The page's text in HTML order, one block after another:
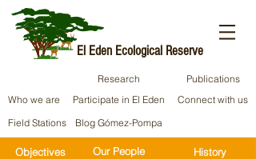
El Eden Ecological Reserve
Research
Who we are
Participate in El Eden
Field Stations
Blog Gómez-Pompa
Publications
Connect with us
Objectives
Our People
History